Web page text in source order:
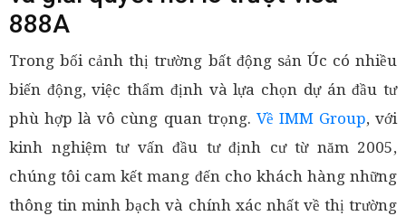
888A
Trong bối cảnh thị trường bất động sản Úc có nhiều
biến động, việc thẩm định và lựa chọn dự án đầu tư
phù hợp là vô cùng quan trọng. Về IMM Group, với
kinh nghiệm tư vấn đầu tư định cư từ năm 2005,
chúng tôi cam kết mang đến cho khách hàng những
thông tin minh bạch và chính xác nhất về thị trường